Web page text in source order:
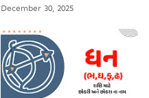
December 30, 2025